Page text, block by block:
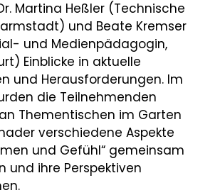
Martina Heßler (Technische
und Beate Kremser
und Medienpädagogin,
Einblicke in aktuelle
und Herausforderungen. Im
die Teilnehmenden
Thementischen im Garten
verschiedene Aspekte
und Gefühl“ gemeinsam
und ihre Perspektiven